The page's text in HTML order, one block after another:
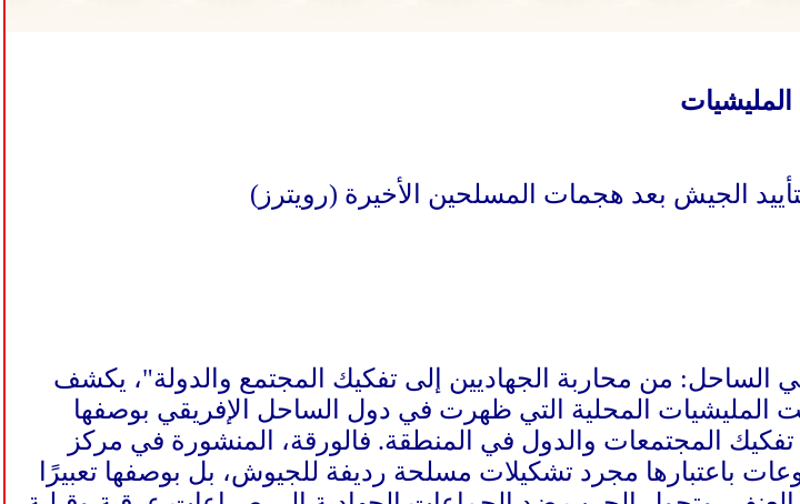
الجيش بعد هجمات المسلحين الأخيرة (رويترز)
الساحل: من محاربة الجهاديين إلى تفكيك المجتمع والدولة"، يكشف
المليشيات المحلية التي ظهرت في دول الساحل الإفريقي بوصفها
المجتمعات والدول في المنطقة. فالورقة، المنشورة في مركز
باعتبارها مجرد تشكيلات مسلحة رديفة للجيوش، بل بوصفها تعبيرًا